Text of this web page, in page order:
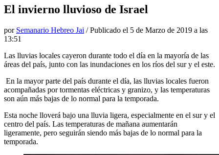
El invierno lluvioso de Israel
por Semanario Hebreo Jai / Publicado el 5 de Marzo de 2019 a las
13:51
Las lluvias locales cayeron durante todo el día en la mayoría de las
áreas del país, junto con las inundaciones en los ríos del sur y el este.
En la mayor parte del país durante el día, las lluvias locales fueron
acompañadas por tormentas eléctricas y granizo, y las temperaturas
son aún más bajas de lo normal para la temporada.
Esta noche lloverá bajo una lluvia ligera, especialmente en el sur y el
centro del país. Las temperaturas de mañana aumentarán
ligeramente, pero seguirán siendo más bajas de lo normal para la
temporada.